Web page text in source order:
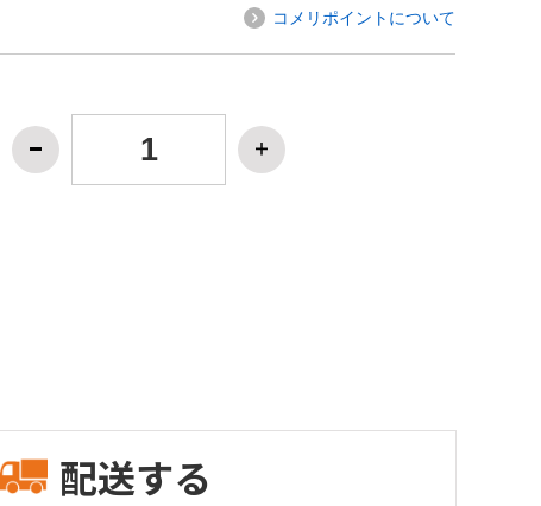
コメリポイントについて
配送する